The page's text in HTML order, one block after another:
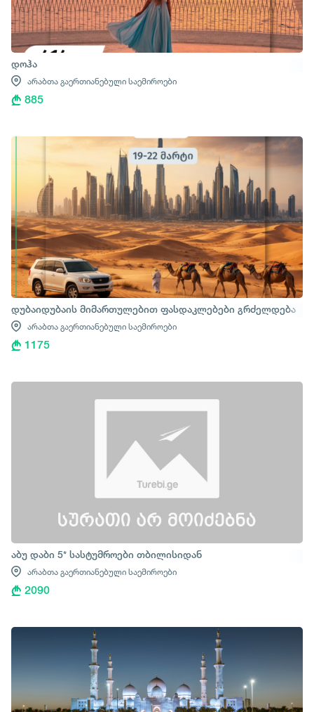
დოჰა
არაბთა გაერთიანებული საემიროები
885
დუბაიდუბაის მიმართულებით ფასდაკლებები გრძელდება
არაბთა გაერთიანებული საემიროები
1175
აბუ დაბი 5* სასტუმროები თბილისიდან
არაბთა გაერთიანებული საემიროები
2090